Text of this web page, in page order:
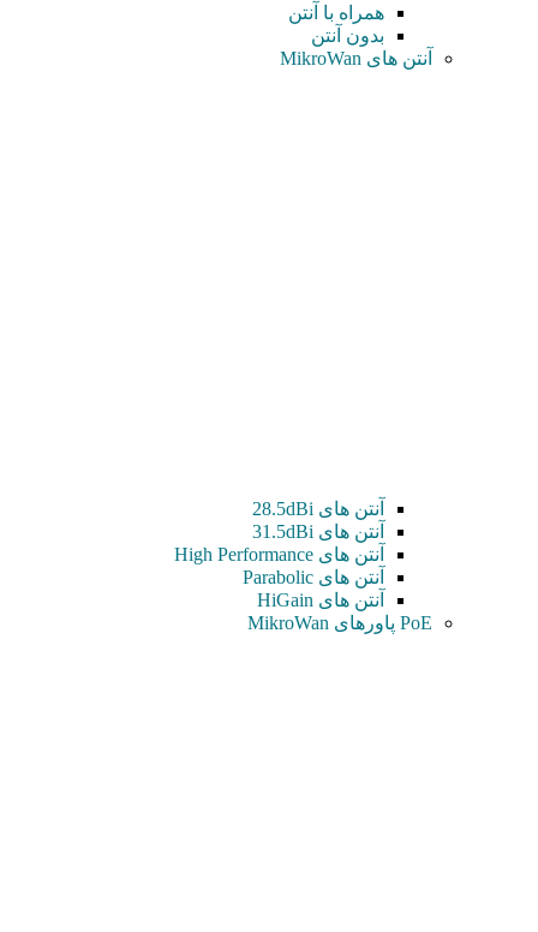
همراه با آنتن
بدون آنتن
آنتن های MikroWan
آنتن های 28.5dBi
آنتن های 31.5dBi
آنتن های High Performance
آنتن های Parabolic
آنتن های HiGain
PoE پاورهای MikroWan